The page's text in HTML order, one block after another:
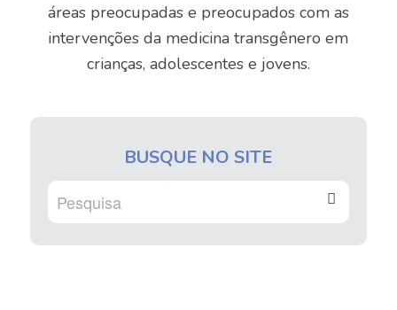
áreas preocupadas e preocupados com as
intervenções da medicina transgênero em
crianças, adolescentes e jovens.
BUSQUE NO SITE